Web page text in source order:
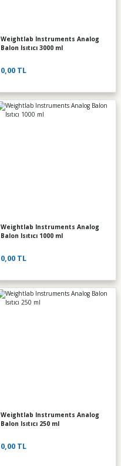
Weightlab Instruments Analog
Balon Isıtıcı 3000 ml
0,00 TL
Weightlab Instruments Analog
Balon Isıtıcı 1000 ml
0,00 TL
Weightlab Instruments Analog
Balon Isıtıcı 250 ml
0,00 TL